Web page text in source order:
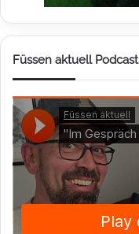
Füssen aktuell Podcast